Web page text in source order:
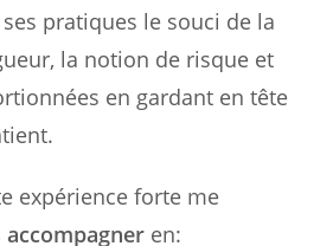
pratiques le souci de la
la notion de risque et
en gardant en tête
expérience forte me
accompagner en: